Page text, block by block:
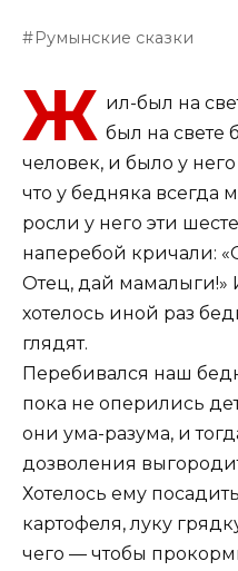
Румынские сказки
Ж ил-был на
был на
человек, и было у
что у бедняка всегда
росли у него эти
наперебой кричали:
Отец, дай мамалыги!»
хотелось иной раз
глядят.
Перебивался наш
пока не оперились
они ума-разума, и
дозволения
Хотелось ему
картофеля, луку
чего — чтобы